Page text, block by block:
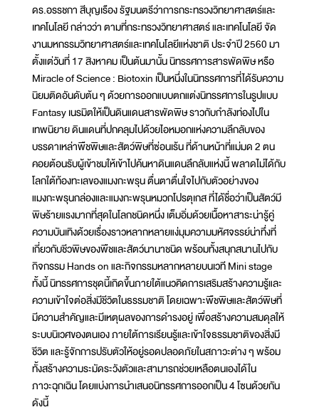
ดร.อรรชกา สีบุญเรือง รัฐมนตรีว่าการกระทรวงวิทยาศาสตร์และ
เทคโนโลยี กล่าวว่า ตามที่กระทรวงวิทยาศาสตร์ และเทคโนโลยี จัด
งานมหกรรมวิทยาศาสตร์และเทคโนโลยีแห่งชาติ ประจำปี 2560 มา
ตั้งแต่วันที่ 17 สิงหาคม เป็นต้นมานั้น นิทรรศการสารพัดพิษ หรือ
Miracle of Science : Biotoxin เป็นหนึ่งในนิทรรศการที่ได้รับความ
นิยมติดอันดับต้น ๆ ด้วยการออกแบบตกแต่งนิทรรศการในรูปแบบ
Fantasy เนรมิตให้เป็นดินแดนสารพัดพิษ ราวกับกำลังท่องไปใน
เทพนิยาย ดินแดนที่ปกคลุมไปด้วยไอหมอกแห่งความลึกลับของ
บรรดาเหล่าพืชพิษและสัตว์พิษที่ซ่อนเร้น ที่ด้านหน้าที่แม่มด 2 ตน
คอยต้อนรับผู้เข้าชมให้เข้าไปค้นหาดินแดนลึกลับแห่งนี้ พลาดไม่ได้กับ
โลกใต้ท้องทะเลของแมงกะพรุน ตื่นตาตื่นใจไปกับตัวอย่างของ
แมงกะพรุนกล่องและแมงกะพรุนหมวกโปรตุเกส ที่ได้ชื่อว่าเป็นสัตว์มี
พิษร้ายแรงมากที่สุดในโลกชนิดหนึ่ง เต็มอิ่มด้วยเนื้อหาสาระน่ารู้คู่
ความบันเทิงด้วยเรื่องราวหลากหลายแง่มุมความมหัศจรรย์น่าทึ่งที่
เกี่ยวกับชีวพิษของพืชและสัตว์นานาชนิด พร้อมทั้งสนุกสนานไปกับ
กิจกรรม Hands on และกิจกรรมหลากหลายบนเวที Mini stage
ทั้งนี้ นิทรรศการชุดนี้เกิดขึ้นภายใต้แนวคิดการเสริมสร้างความรู้และ
ความเข้าใจต่อสิ่งมีชีวิตในธรรมชาติ โดยเฉพาะพืชพิษและสัตว์พิษที่
มีความสำคัญและมีเหตุผลของการดำรงอยู่ เพื่อสร้างความสมดุลให้
ระบบนิเวศของตนเอง ภายใต้การเรียนรู้และเข้าใจธรรมชาติของสิ่งมี
ชีวิต และรู้จักการปรับตัวให้อยู่รอดปลอดภัยในสภาวะต่าง ๆ พร้อม
ทั้งสร้างความระมัดระวังตัวและสามารถช่วยเหลือตนเองได้ใน
ภาวะฉุกเฉิน โดยแบ่งการนำเสนอนิทรรศการออกเป็น 4 โซนด้วยกัน
ดังนี้